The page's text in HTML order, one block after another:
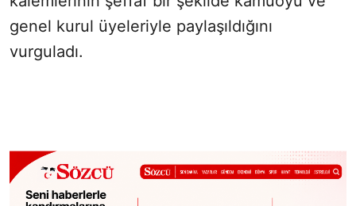
genel kurul üyeleriyle paylaşıldığını
vurguladı.